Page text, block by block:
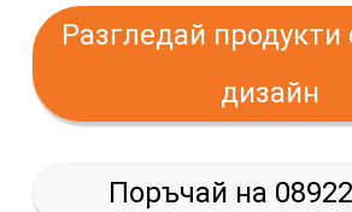
Разгледай
дизайн
Поръчай на